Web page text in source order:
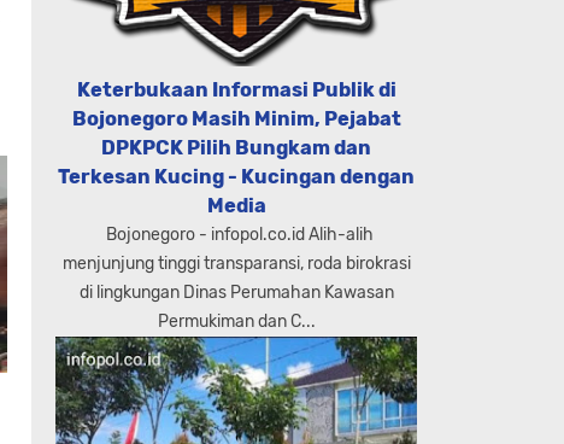
Keterbukaan Informasi Publik di
Bojonegoro Masih Minim, Pejabat
DPKPCK Pilih Bungkam dan
Terkesan Kucing - Kucingan dengan
Media
Bojonegoro - infopol.co.id Alih-alih
menjunjung tinggi transparansi, roda birokrasi
di lingkungan Dinas Perumahan Kawasan
Permukiman dan C...